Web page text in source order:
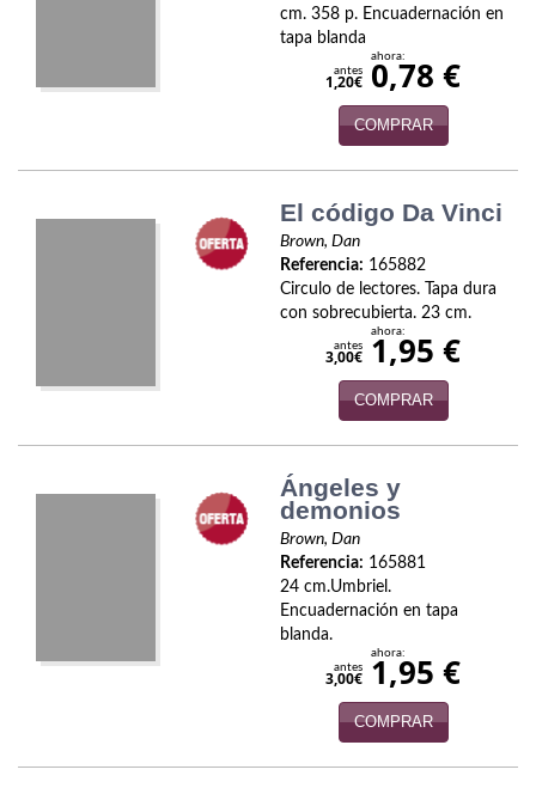
DVD
Economía
cm. 358 p. Encuadernación en
tapa blanda
antes
1,20€
ahora:
0,78 €
COMPRAR
El código Da Vinci
Brown, Dan
Referencia: 165882
Circulo de lectores. Tapa dura
con sobrecubierta. 23 cm.
antes
3,00€
ahora:
1,95 €
COMPRAR
Ángeles y
demonios
Brown, Dan
Referencia: 165881
24 cm.Umbriel.
Encuadernación en tapa
blanda.
antes
3,00€
ahora:
1,95 €
COMPRAR